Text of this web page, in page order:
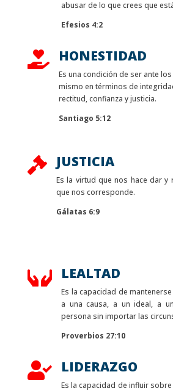
abusar de lo que crees que
Efesios 4:2
 HONESTIDAD
Es una condición de ser ante
mismo en términos de
rectitud, confianza y justicia.
Santiago 5:12
 JUSTICIA
Es la virtud que nos hace dar y
que nos corresponde.
Gálatas 6:9
 LEALTAD
Es la capacidad de
a una causa, a un ideal, a
persona sin importar las
Proverbios 27:10
 LIDERAZGO
Es la capacidad de influir